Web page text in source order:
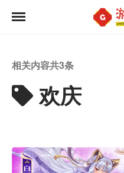
相关内容共3条
欢庆